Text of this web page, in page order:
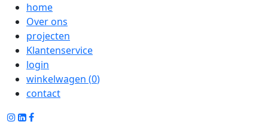
home
Over ons
projecten
Klantenservice
login
winkelwagen (0)
contact